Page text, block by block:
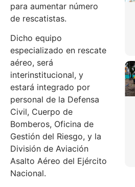
para aumentar número
de rescatistas.
Dicho equipo
especializado en rescate
aéreo, será
interinstitucional, y
estará integrado por
personal de la Defensa
Civil, Cuerpo de
Bomberos, Oficina de
Gestión del Riesgo, y la
División de Aviación
Asalto Aéreo del Ejército
Nacional.